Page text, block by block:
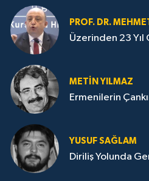
PROF. DR.
Üzerinden 23 Yıl
METIN YILMAZ
Ermenilerin
YUSUF SAĞLAM
Diriliş Yolunda